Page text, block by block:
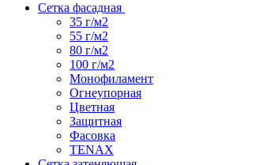
Сетка фасадная
35 г/м2
55 г/м2
80 г/м2
100 г/м2
Монофиламент
Огнеупорная
Цветная
Защитная
Фасовка
TENAX